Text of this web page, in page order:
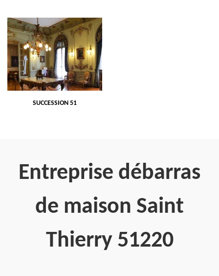
SUCCESSION 51
Entreprise débarras
de maison Saint
Thierry 51220